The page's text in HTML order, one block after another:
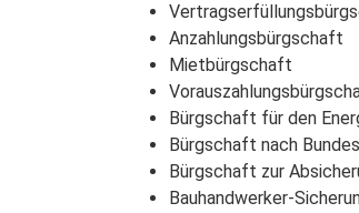
Anzahlungsbürgschaft
Mietbürgschaft
Bürgschaft für den
Bürgschaft nach
Bürgschaft zur
Bauhandwerker-